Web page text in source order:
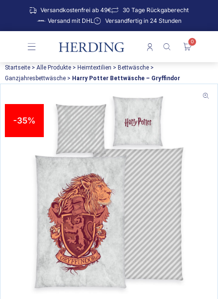
Versandkostenfrei ab 49€
30 Tage Rückgaberecht
Versand mit DHL
Versandfertig in 24 Stunden
0
Startseite > Alle Produkte > Heimtextilien > Bettwäsche >
Ganzjahresbettwäsche > Harry Potter Bettwäsche – Gryffindor
-35%